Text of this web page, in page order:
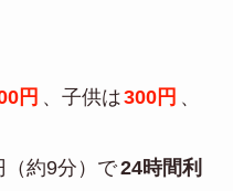
円 、子供は300円 、
（約9分）で24時間利